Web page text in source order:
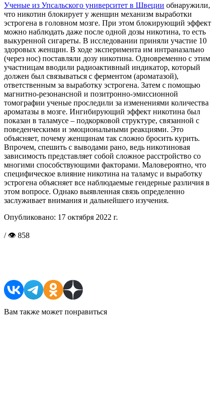
Ученые из Упсальского университет в Швеции обнаружили,
что никотин блокирует у женщин механизм выработки
эстрогена в головном мозге. При этом блокирующий эффект
можно наблюдать даже после одной дозы никотина, то есть
выкуренной сигареты. В исследовании приняли участие 10
здоровых женщин. В ходе эксперимента им интраназально
(через нос) поставляли дозу никотина. Одновременно с этим
участницам вводили радиоактивный индикатор, который
должен был связываться с ферментом (ароматазой),
ответственным за выработку эстрогена. Затем с помощью
магнитно-резонансной и позитронно-эмиссионной
томографии ученые проследили за изменениями количества
ароматазы в мозге. Ингибирующий эффект никотина был
показан в таламусе – подкорковой структуре, связанной с
поведенческими и эмоциональными реакциями. Это
объясняет, почему женщинам так сложно бросить курить.
Впрочем, спешить с выводами рано, ведь никотиновая
зависимость представляет собой сложное расстройство со
многими способствующими факторами. Маловероятно, что
специфическое влияние никотина на таламус и выработку
эстрогена объясняет все наблюдаемые гендерные различия в
этом вопросе. Однако выявленная связь определенно
заслуживает внимания и дальнейшего изучения.
Опубликовано: 17 октября 2022 г.
/ 👁 858
Вам также может понравиться